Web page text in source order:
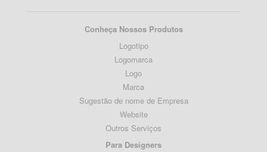
Conheça Nossos Produtos
Logotipo
Logomarca
Logo
Marca
Sugestão de nome de Empresa
Website
Outros Serviços
Para Designers